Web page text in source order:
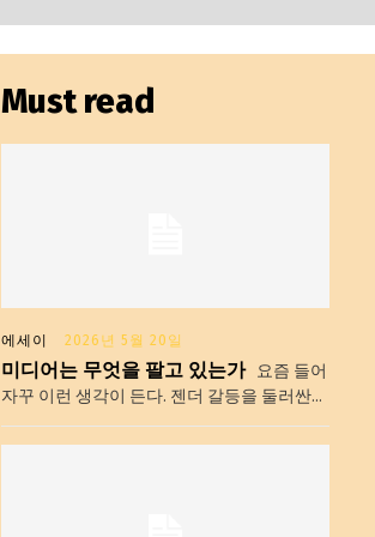
Must read
에세이 2026년 5월 20일
미디어는 무엇을 팔고 있는가 요즘 들어
자꾸 이런 생각이 든다. 젠더 갈등을 둘러싼...